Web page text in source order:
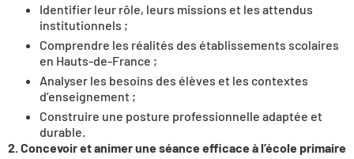
Identifier leur rôle, leurs missions et les attendus
institutionnels ;
Comprendre les réalités des établissements scolaires
en Hauts-de-France ;
Analyser les besoins des élèves et les contextes
d’enseignement ;
Construire une posture professionnelle adaptée et
durable.
2. Concevoir et animer une séance efficace à l’école primaire